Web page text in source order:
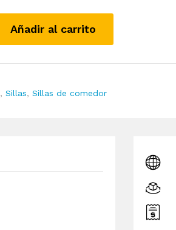
Añadir al carrito
,Sillas,Sillas de comedor